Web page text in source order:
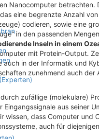
Nanocomputer betrachten.
eine begrenzte Anzahl
codieren, sowie eine
in den passenden
Inseln in einem
mit Protein-Output.
in der Informatik und
zunehmend auch
zufällige (molekulare)
aus seiner
wissen, dass Computer und
auch für